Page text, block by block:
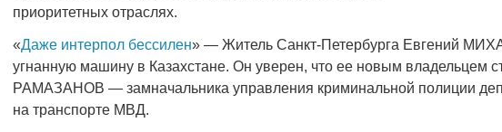
приоритетных отраслях.
«Даже интерпол бессилен» — Житель Санкт-Петербурга Евгений
угнанную машину в Казахстане. Он уверен, что ее новым владельцем
РАМАЗАНОВ — замначальника управления криминальной полиции
на транспорте МВД.